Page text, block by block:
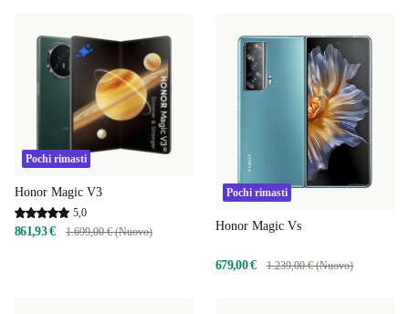
Pochi rimasti
Honor Magic V3
5,0
861,93 € 1.699,00 € (Nuovo)
Pochi rimasti
Honor Magic Vs
679,00 € 1.239,00 € (Nuovo)